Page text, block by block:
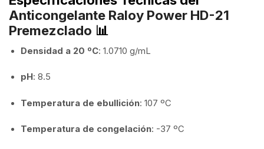
Anticongelante Raloy Power HD-21
Premezclado 📊
Densidad a 20 ºC: 1.0710 g/mL
pH: 8.5
Temperatura de ebullición: 107 ºC
Temperatura de congelación: -37 ºC